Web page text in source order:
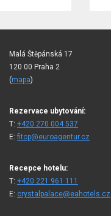
Malá Štěpánská 17
120 00 Praha 2
(mapa)
Rezervace ubytování:
T: +420 270 004 537
E:fitcp@euroagentur.cz
Recepce hotelu:
T: +420 221 961 111
E: crystalpalace@eahotels.cz